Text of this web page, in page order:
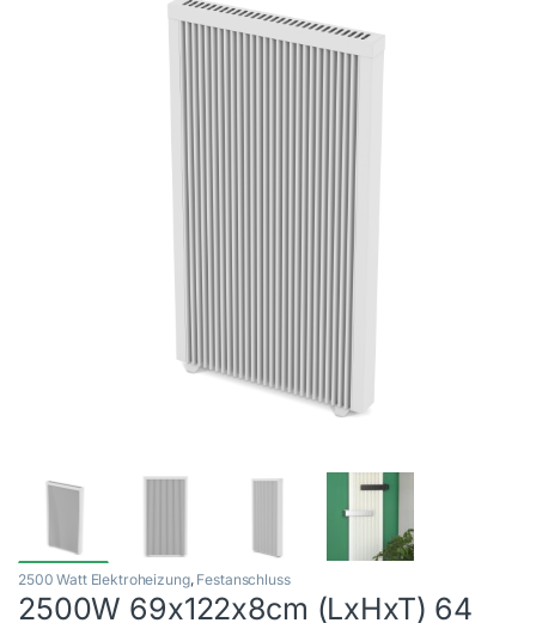
2500 Watt Elektroheizung, Festanschluss
2500W 69x122x8cm (LxHxT) 64